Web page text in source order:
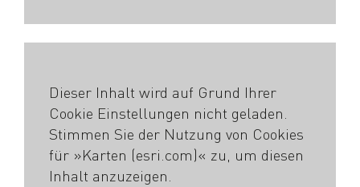
Dieser Inhalt wird auf Grund Ihrer
Cookie Einstellungen nicht geladen.
Stimmen Sie der Nutzung von Cookies
für »Karten (esri.com)« zu, um diesen
Inhalt anzuzeigen.